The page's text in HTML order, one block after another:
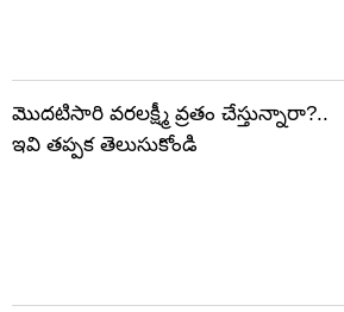
మొదటిసారి వరలక్ష్మీ వ్రతం చేస్తున్నారా?..
ఇవి తప్పక తెలుసుకోండి